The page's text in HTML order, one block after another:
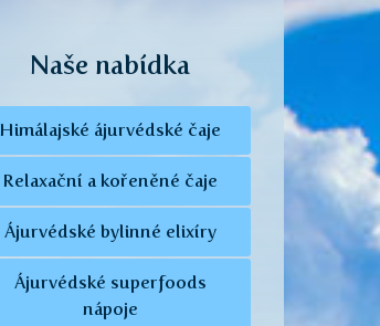
Naše nabídka
Himálajské ájurvédské čaje
Relaxační a kořeněné čaje
Ájurvédské bylinné elixíry
Ájurvédské superfoods
nápoje